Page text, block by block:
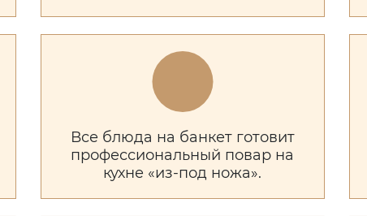
Все блюда на банкет готовит
профессиональный повар на
кухне «из-под ножа».